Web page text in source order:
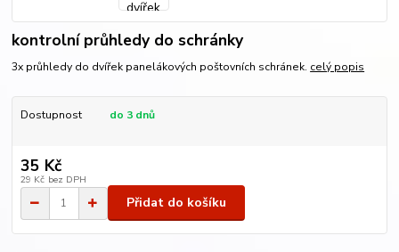
kontrolní průhledy do schránky
3x průhledy do dvířek panelákových poštovních schránek. celý popis
Dostupnost do 3 dnů
35 Kč
29 Kč bez DPH
Přidat do košíku